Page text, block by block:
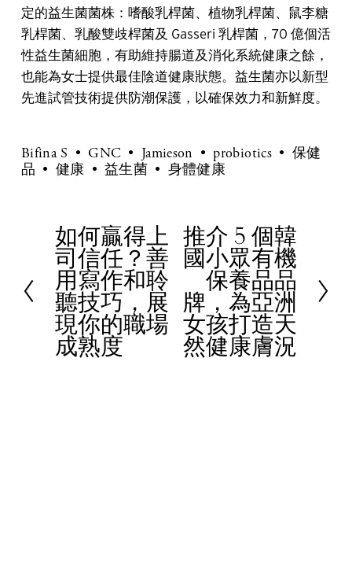
定的益生菌菌株：嗜酸乳桿菌、植物乳桿菌、鼠李糖
乳桿菌、乳酸雙歧桿菌及 Gasseri 乳桿菌，70 億個活
性益生菌細胞，有助維持腸道及消化系統健康之餘，
也能為女士提供最佳陰道健康狀態。益生菌亦以新型
先進試管技術提供防潮保護，以確保效力和新鮮度。
Bifina S GNC Jamieson probiotics
保健
品
健康 益生菌 身體健康
P
r
e
v
i
o
如何贏得上
司信任？善
用寫作和聆
聽技巧，展
現你的職場
成熟度
N推介 5 個韓
國小眾有機
保養品品
牌，為亞洲
女孩打造天
然健康膚況